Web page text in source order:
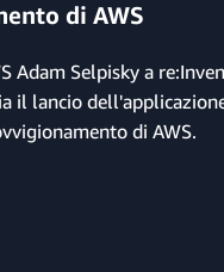
di AWS
Adam Selpisky a
il lancio
di AWS.